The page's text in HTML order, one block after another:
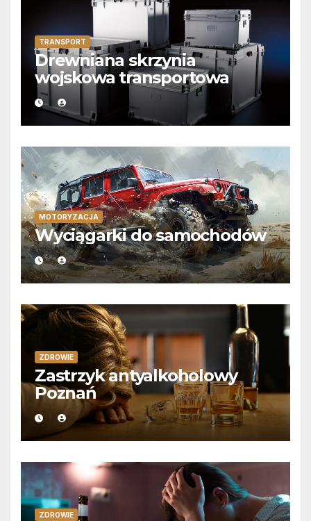
TRANSPORT
Drewniana skrzynia
wojskowa transportowa
MOTORYZACJA
Wyciągarki do samochodów
ZDROWIE
Zastrzyk antyalkoholowy
Poznań
ZDROWIE